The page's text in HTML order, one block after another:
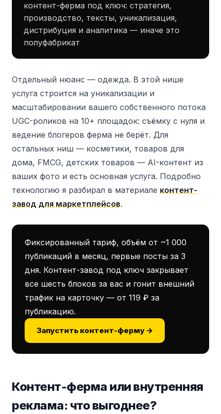
контент-ферма под ключ: стратегия,
производство, тексты, уникализация,
дистрибуция и аналитика — иначе это
полуфабрикат
Отдельный нюанс — одежда. В этой нише
услуга строится на уникализации и
масштабировании вашего собственного потока
UGC-роликов на 10+ площадок: съёмку с нуля и
ведение блогеров ферма не берёт. Для
остальных ниш — косметики, товаров для
дома, FMCG, детских товаров — AI-контент из
ваших фото и есть основная услуга. Подробно
технологию я разбирал в материале контент-
завод для маркетплейсов.
Фиксированный тариф, объём от ~1 000
публикаций в месяц, первые посты за 3
дня. Контент-завод под ключ закрывает
все шесть блоков за вас и гонит внешний
трафик на карточку — от 119 ₽ за
публикацию.
Запустить контент-ферму →
Контент-ферма или внутренняя
реклама: что выгоднее?